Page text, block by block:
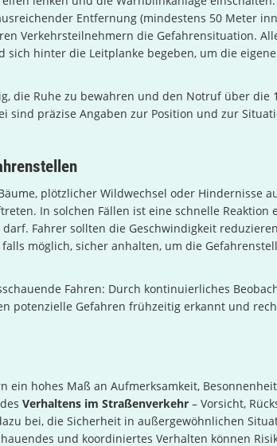
Entfernung (mindestens 50 Meter
Verkehrsteilnehmern die Gefahrensituation.
sich hinter die Leitplanke begeben, um die
die Ruhe zu bewahren und den Notruf über die
sind präzise Angaben zur Position und zur
plötzlicher Wildwechsel oder Hindernisse
In solchen Fällen ist eine schnelle Reaktion
Fahrer sollten die Geschwindigkeit
möglich, sicher anhalten, um die
Fahren: Durch kontinuierliches
potenzielle Gefahren frühzeitig erkannt und
ein hohes Maß an Aufmerksamkeit,
Verhaltens im Straßenverkehr – Vorsicht,
bei, die Sicherheit in außergewöhnlichen
und koordiniertes Verhalten können